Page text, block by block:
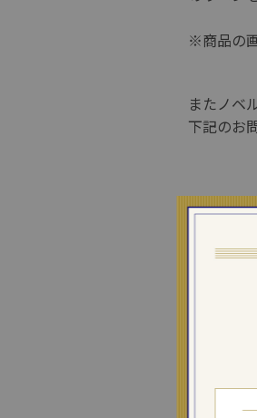
※商品の
またノベ
下記のお